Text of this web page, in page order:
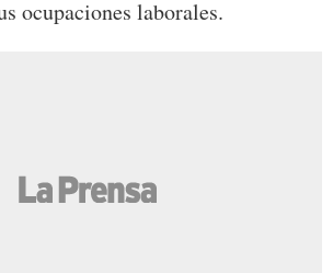
ocupaciones laborales.